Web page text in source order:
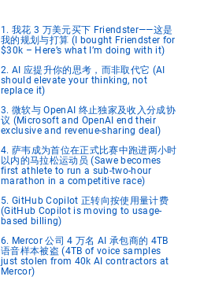
1. 我花 3 万美元买下 Friendster——这是
我的规划与打算 (I bought Friendster for
$30k – Here’s what I’m doing with it)
2. AI 应提升你的思考，而非取代它 (AI
should elevate your thinking, not
replace it)
3. 微软与 OpenAI 终止独家及收入分成协
议 (Microsoft and OpenAI end their
exclusive and revenue-sharing deal)
4. 萨韦成为首位在正式比赛中跑进两小时
以内的马拉松运动员 (Sawe becomes
first athlete to run a sub-two-hour
marathon in a competitive race)
5. GitHub Copilot 正转向按使用量计费
(GitHub Copilot is moving to usage-
based billing)
6. Mercor 公司 4 万名 AI 承包商的 4TB
语音样本被盗 (4TB of voice samples
just stolen from 40k AI contractors at
Mercor)